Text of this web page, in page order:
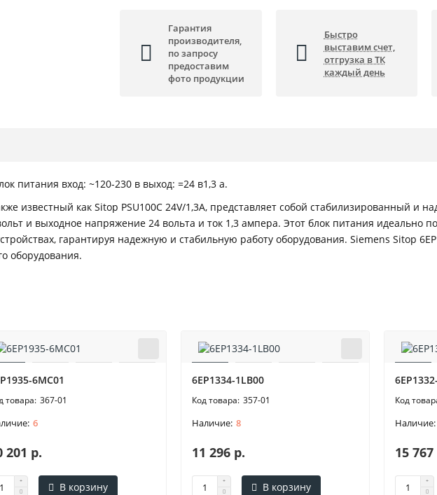
Гарантия
производителя,
по запросу
предоставим
фото продукции
Быстро
выставим счет,
отгрузка в ТК
каждый день
питания вход: ~120-230 в выход: =24 в1,3 a.
известный как Sitop PSU100C 24V/1,3A, представляет собой стабилизированный и
и выходное напряжение 24 вольта и ток 1,3 ампера. Этот блок питания идеально
гарантируя надежную и стабильную работу оборудования. Siemens Sitop
оборудования.
6MC01
367-01
6
201 р.
В корзину
6EP1334-1LB00
357-01
8
11 296 р.
В корзину
15 767